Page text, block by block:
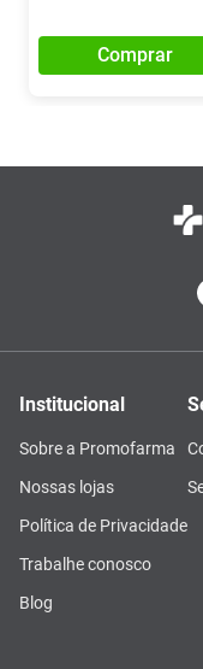
Comprar
Institucional
Sobre a Promofarma
Nossas lojas
Política de Privacidade
Trabalhe conosco
Blog